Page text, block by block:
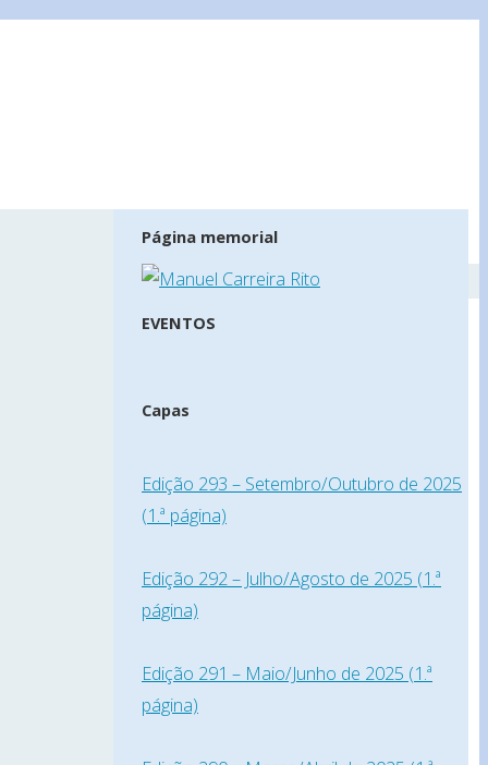
Página memorial
EVENTOS
Capas
Edição 293 – Setembro/Outubro de 2025
(1.ª página)
Edição 292 – Julho/Agosto de 2025 (1.ª
página)
Edição 291 – Maio/Junho de 2025 (1.ª
página)